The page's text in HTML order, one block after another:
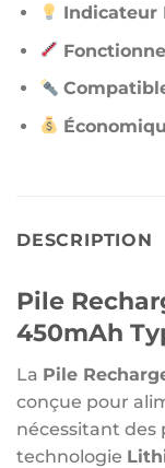
Indicateur
DESCRIPTION
Pile
450mAh
La Pile
conçue pour
nécessitant des
technologie